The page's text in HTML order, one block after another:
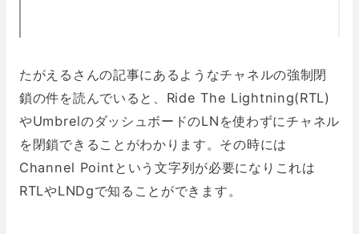
たがえるさんの記事にあるようなチャネルの強制閉
鎖の件を読んでいると、Ride The Lightning(RTL)
やUmbrelのダッシュボードのLNを使わずにチャネル
を閉鎖できることがわかります。その時には
Channel Pointという文字列が必要になりこれは
RTLやLNDgで知ることができます。